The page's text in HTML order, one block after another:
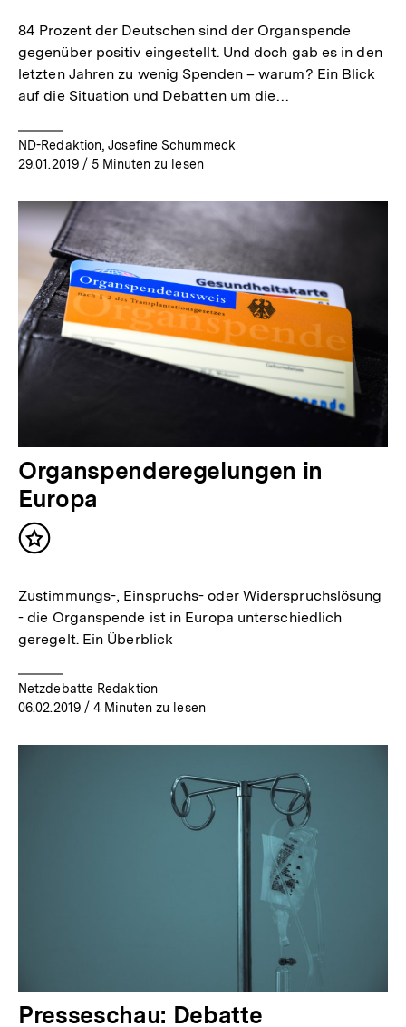
84 Prozent der Deutschen sind der Organspende
gegenüber positiv eingestellt. Und doch gab es in den
letzten Jahren zu wenig Spenden – warum? Ein Blick
auf die Situation und Debatten um die…
ND-Redaktion, Josefine Schummeck
29.01.2019/ 5 Minuten zu lesen
Organspenderegelungen in
Europa
Inhalt
Zustimmungs-, Einspruchs- oder Widerspruchslösung
- die Organspende ist in Europa unterschiedlich
geregelt. Ein Überblick
Netzdebatte Redaktion
06.02.2019/ 4 Minuten zu lesen
Presseschau: Debatte